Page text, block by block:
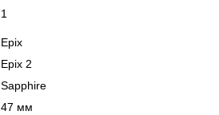
1
Epix
Epix 2
Sapphire
47 мм